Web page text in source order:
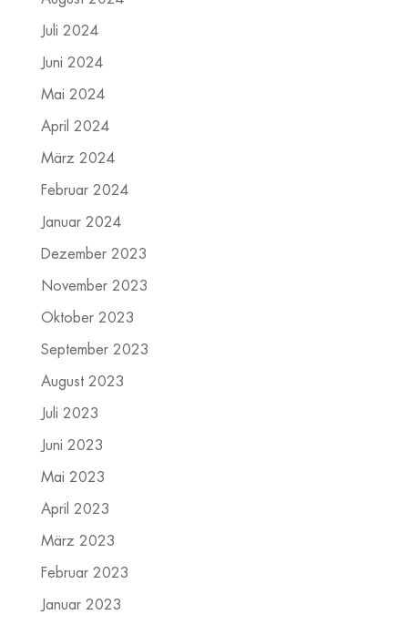
Juli 2024
Juni 2024
Mai 2024
April 2024
März 2024
Februar 2024
Januar 2024
Dezember 2023
November 2023
Oktober 2023
September 2023
August 2023
Juli 2023
Juni 2023
Mai 2023
April 2023
März 2023
Februar 2023
Januar 2023